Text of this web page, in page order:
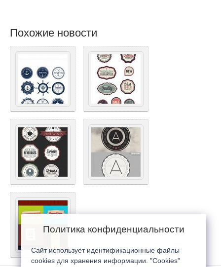
Похожие новости
Политика конфиденциальности
Сайт использует идентификационные файлы
cookies для хранения информации. "Cookies"